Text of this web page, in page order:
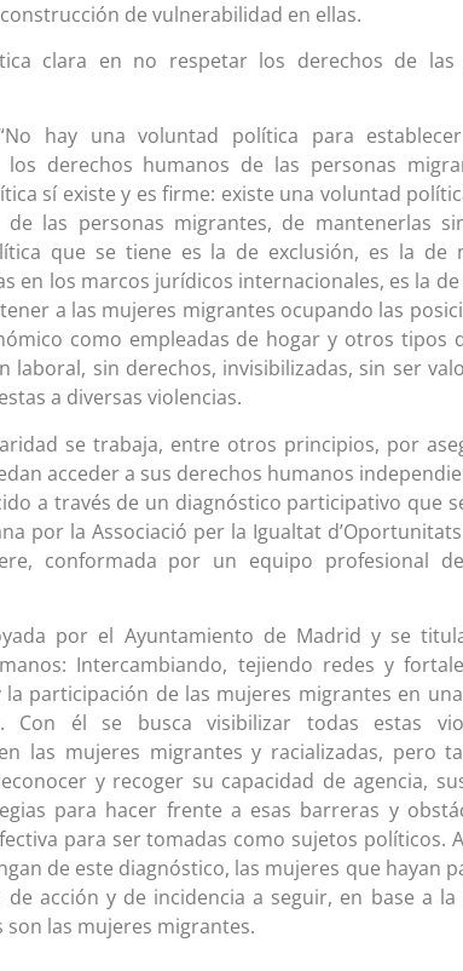
de vulnerabilidad en ellas.
clara en no respetar los derechos de las
hay una voluntad política para
derechos humanos de las personas
sí existe y es firme: existe una voluntad
las personas migrantes, de mantenerlas
que se tiene es la de exclusión, es la de
en los marcos jurídicos internacionales, es la de
a las mujeres migrantes ocupando las
como empleadas de hogar y otros tipos
laboral, sin derechos, invisibilizadas, sin ser
a diversas violencias.
se trabaja, entre otros principios, por
acceder a sus derechos humanos
a través de un diagnóstico participativo que
por la Associació per la Igualtat
conformada por un equipo profesional
por el Ayuntamiento de Madrid y se
Intercambiando, tejiendo redes y
participación de las mujeres migrantes en
Con él se busca visibilizar todas estas
las mujeres migrantes y racializadas, pero
y recoger su capacidad de agencia,
para hacer frente a esas barreras y
para ser tomadas como sujetos políticos.
de este diagnóstico, las mujeres que hayan
acción y de incidencia a seguir, en base a la
las mujeres migrantes.